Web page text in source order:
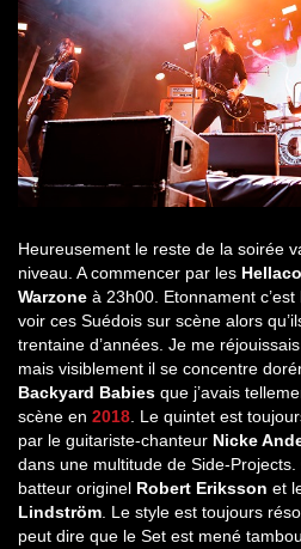
Heureusement le reste de la soirée
niveau. A commencer par les
Warzone à 23h00. Etonnament
voir ces Suédois sur scène alors
trentaine d’années. Je me
mais visiblement il se concentre
Backyard Babies que j’avais
scène en 2018. Le quintet est
par le guitariste-chanteur Nicke
dans une multitude de Side-
batteur originel Robert Eriksson et
Lindström. Le style est toujours
peut dire que le Set est mené